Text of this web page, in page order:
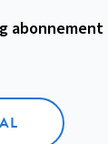
abonnement